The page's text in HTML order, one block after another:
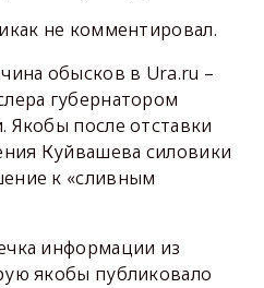
не комментировал.
обысков в Ura.ru –
губернатором
Якобы после отставки
Куйвашева силовики
к «сливным
информации из
якобы публиковало